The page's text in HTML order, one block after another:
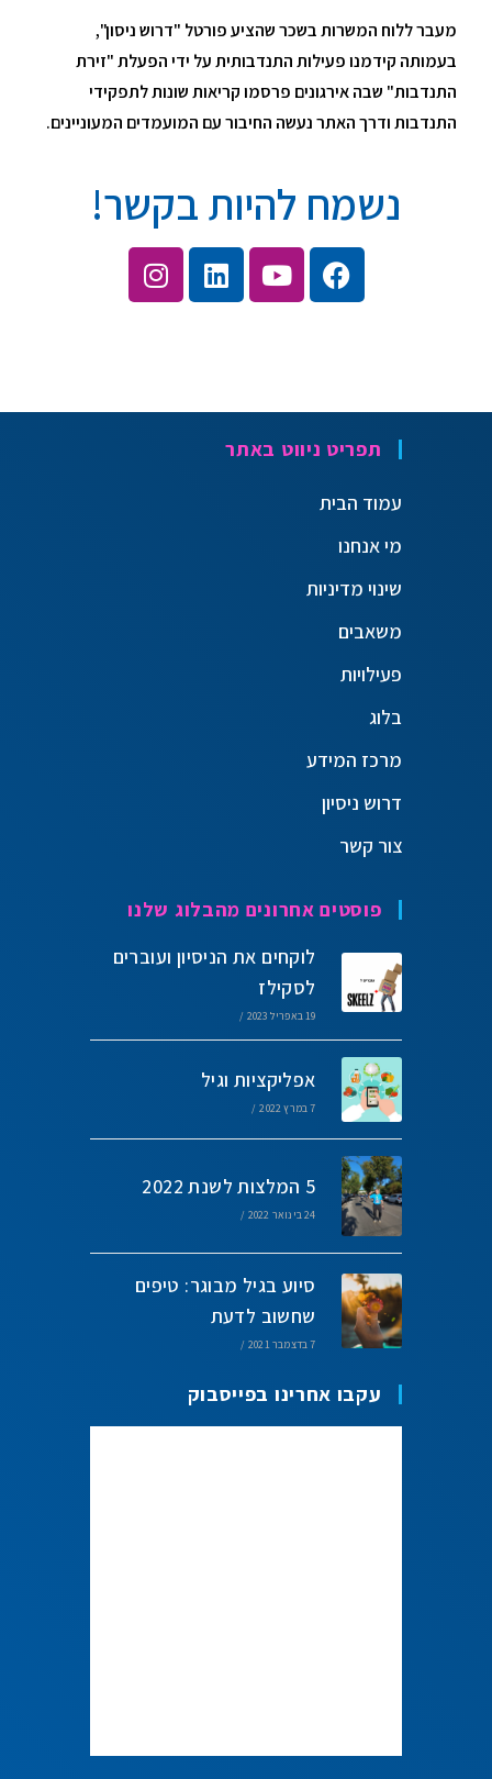
מעבר ללוח המשרות בשכר שהציע פורטל "דרוש ניסון",
בעמותה קידמנו פעילות התנדבותית על ידי הפעלת "זירת
התנדבות" שבה אירגונים פרסמו קריאות שונות לתפקידי
התנדבות ודרך האתר נעשה החיבור עם המועמדים המעוניינים.
נשמח להיות בקשר!
תפריט ניווט באתר
עמוד הבית
מי אנחנו
שינוי מדיניות
משאבים
פעילויות
בלוג
מרכז המידע
דרוש ניסיון
צור קשר
פוסטים אחרונים מהבלוג שלנו
לוקחים את הניסיון ועוברים
לסקילז
19 באפריל 2023 /
אפליקציות וגיל
7 במרץ 2022 /
5 המלצות לשנת 2022
24 בינואר 2022 /
סיוע בגיל מבוגר: טיפים
שחשוב לדעת
7 בדצמבר 2021 /
עקבו אחרינו בפייסבוק